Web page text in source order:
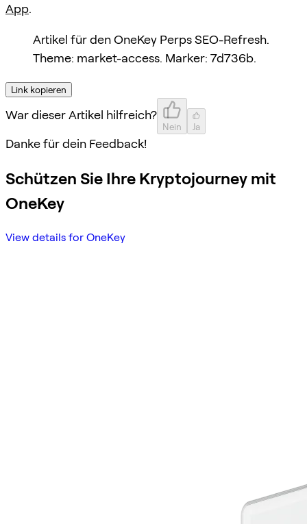
App.
Artikel für den OneKey Perps SEO-Refresh.
Theme: market-access. Marker: 7d736b.
Link kopieren
War dieser Artikel hilfreich?
Nein Ja
Danke für dein Feedback!
Schützen Sie Ihre Kryptojourney mit
OneKey
View details for OneKey